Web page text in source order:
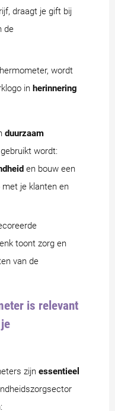
draagt je gift bij
de
wordt
in herinnering
duurzaam
wordt:
en bouw een
met je klanten en
toont zorg en
van de
is relevant
zijn essentieel